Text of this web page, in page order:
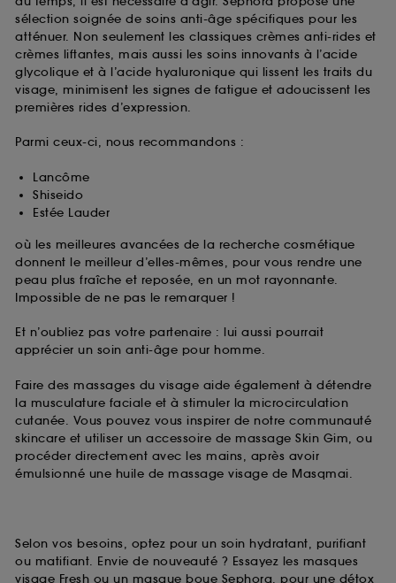
sélection soignée de soins anti-âge spécifiques pour les
atténuer. Non seulement les classiques crèmes anti-rides et
crèmes liftantes, mais aussi les soins innovants à l’acide
glycolique et à l’acide hyaluronique qui lissent les traits du
visage, minimisent les signes de fatigue et adoucissent les
premières rides d’expression.
Parmi ceux-ci, nous recommandons :
Lancôme
Shiseido
Estée Lauder
où les meilleures avancées de la recherche cosmétique
donnent le meilleur d’elles-mêmes, pour vous rendre une
peau plus fraîche et reposée, en un mot rayonnante.
Impossible de ne pas le remarquer !
Et n’oubliez pas votre partenaire : lui aussi pourrait
apprécier un soin anti-âge pour homme.
Faire des massages du visage aide également à détendre
la musculature faciale et à stimuler la microcirculation
cutanée. Vous pouvez vous inspirer de notre communauté
skincare et utiliser un accessoire de massage Skin Gim, ou
procéder directement avec les mains, après avoir
émulsionné une huile de massage visage de Masqmai.
Selon vos besoins, optez pour un soin hydratant, purifiant
ou matifiant. Envie de nouveauté ? Essayez les masques
visage Fresh ou un masque boue Sephora, pour une détox